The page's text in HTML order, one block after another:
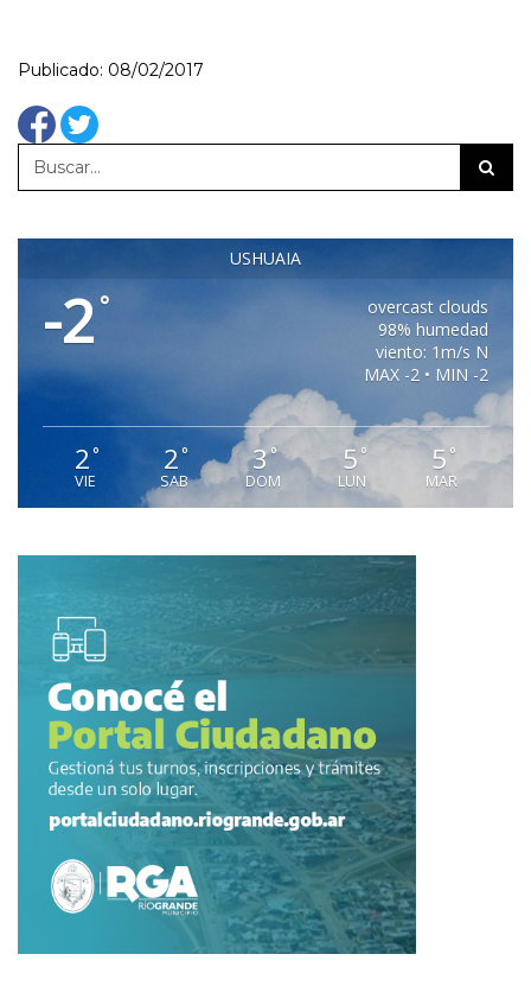
Publicado: 08/02/2017
USHUAIA
-2 °
overcast clouds
98% humedad
viento: 1m/s N
MAX -2 • MIN -2
2°
VIE
2 °
SAB
3°
DOM
5 °
LUN
5 °
MAR